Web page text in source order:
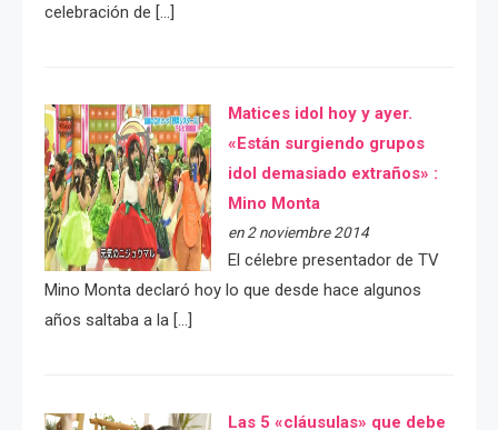
celebración de […]
Matices idol hoy y ayer.
«Están surgiendo grupos
idol demasiado extraños» :
Mino Monta
en 2 noviembre 2014
El célebre presentador de TV
Mino Monta declaró hoy lo que desde hace algunos
años saltaba a la […]
Las 5 «cláusulas» que debe